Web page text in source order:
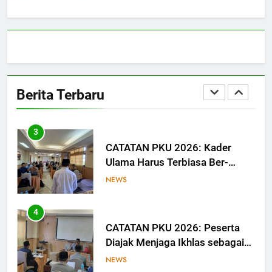
Berita Terbaru
Jejak Digital melalui Tulisan dan
Media
NEWS
Fiqhiyyah Jadi ‘Pisau Analisis’,
Anggota PKU Hadapi Persoalan
3
CATATAN PKU 2026: Kader
Ulama Harus Terbiasa Ber-
Munāẓarah
NEWS
4
CATATAN PKU 2026: Peserta
Diajak Menjaga Ikhlas sebagai
Ruh Ibadah
NEWS